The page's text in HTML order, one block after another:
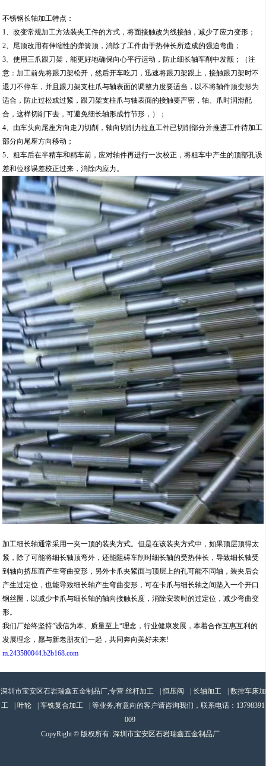
不锈钢长轴加工特点：
1、改变常规加工方法装夹工件的方式，将面接触改为线接触，减少了应力变形；
2、尾顶改用有伸缩性的弹簧顶，消除了工件由于热伸长所造成的强迫弯曲；
3、使用三爪跟刀架，能更好地确保向心平行运动，防止细长轴车削中发颤；（注
意：加工前先将跟刀架松开，然后开车吃刀，迅速将跟刀架跟上，接触跟刀架时不
退刀不停车，并且跟刀架支柱爪与轴表面的调整力度要适当，以不将轴件顶变形为
适合，防止过松或过紧，跟刀架支柱爪与轴表面的接触要严密，轴、爪时润滑配
合，这样切削下去，可避免细长轴形成竹节形，）；
4、由车头向尾座方向走刀切削，轴向切削力拉直工件已切削部分并推进工件待加工
部分向尾座方向移动；
5、粗车后在半精车和精车前，应对轴件再进行一次校正，将粗车中产生的顶部孔误
差和位移误差校正过来，消除内应力。
加工细长轴通常采用一夹一顶的装夹方式。但是在该装夹方式中，如果顶层顶得太
紧，除了可能将细长轴顶弯外，还能阻碍车削时细长轴的受热伸长，导致细长轴受
到轴向挤压而产生弯曲变形，另外卡爪夹紧面与顶层上的孔可能不同轴，装夹后会
产生过定位，也能导致细长轴产生弯曲变形，可在卡爪与细长轴之间垫入一个开口
钢丝圈，以减少卡爪与细长轴的轴向接触长度，消除安装时的过定位，减少弯曲变
形。
我们厂始终坚持”诚信为本、质量至上“理念，行业健康发展，本着合作互惠互利的
发展理念，愿与新老朋友们一起，共同奔向美好未来!
m.243580044.b2b168.com
深圳市宝安区石岩瑞鑫五金制品厂,专营 丝杆加工 |恒压阀 | 长轴加工 | 数控车床加
工
| 叶轮 | 车铣复合加工 | 等业务,有意向的客户请咨询我们，联系电话： 13798391
009
CopyRight © 版权所有: 深圳市宝安区石岩瑞鑫五金制品厂